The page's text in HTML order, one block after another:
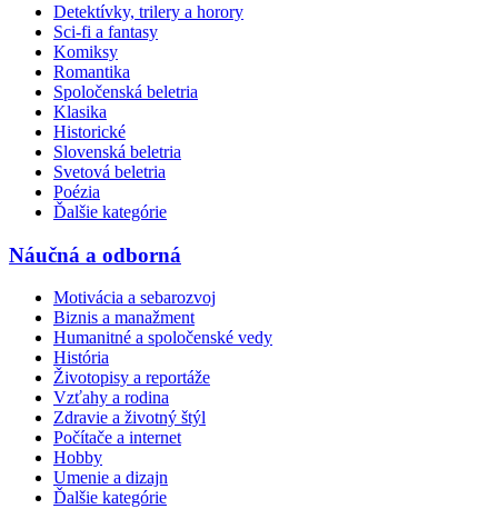
Detektívky, trilery a horory
Sci-fi a fantasy
Komiksy
Romantika
Spoločenská beletria
Klasika
Historické
Slovenská beletria
Svetová beletria
Poézia
Ďalšie kategórie
Náučná a odborná
Motivácia a sebarozvoj
Biznis a manažment
Humanitné a spoločenské vedy
História
Životopisy a reportáže
Vzťahy a rodina
Zdravie a životný štýl
Počítače a internet
Hobby
Umenie a dizajn
Ďalšie kategórie